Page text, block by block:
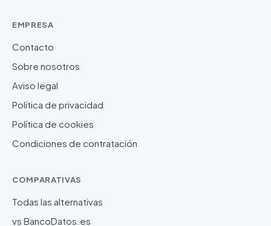
EMPRESA
Contacto
Sobre nosotros
Aviso legal
Política de privacidad
Política de cookies
Condiciones de contratación
COMPARATIVAS
Todas las alternativas
vs BancoDatos.es